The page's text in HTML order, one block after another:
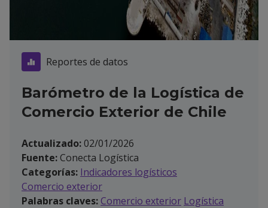
Reportes de datos
Barómetro de la Logística de
Comercio Exterior de Chile
Actualizado:02/01/2026
Fuente:Conecta Logística
Categorías: Indicadores logísticos
Comercio exterior
Palabras claves: Comercio exterior Logística